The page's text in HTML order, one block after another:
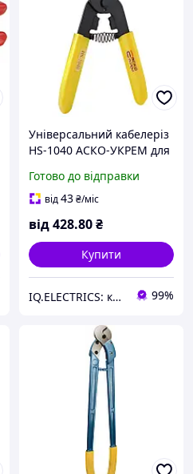
Універсальний кабелеріз
HS-1040 АСКО-УКРЕМ для
проводу 0,5-3 мм
Готово до відправки
від43₴/міс
від428.80₴
Купити
IQ.ELECTRICS: купити електрику оптом 99%